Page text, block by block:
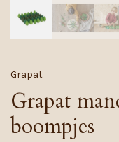
Grapat
Grapat
boompjes